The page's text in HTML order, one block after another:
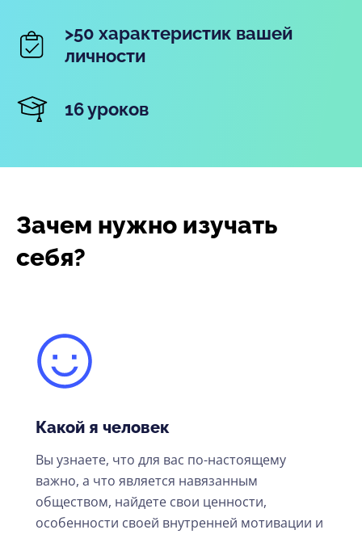
>50 характеристик вашей
личности
16 уроков
Зачем нужно изучать
себя?
Какой я человек
Вы узнаете, что для вас по-настоящему
важно, а что является навязанным
обществом, найдете свои ценности,
особенности своей внутренней мотивации и